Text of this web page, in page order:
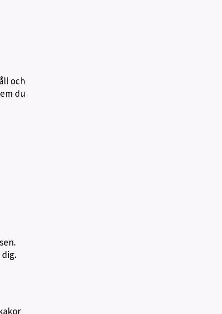
och
du